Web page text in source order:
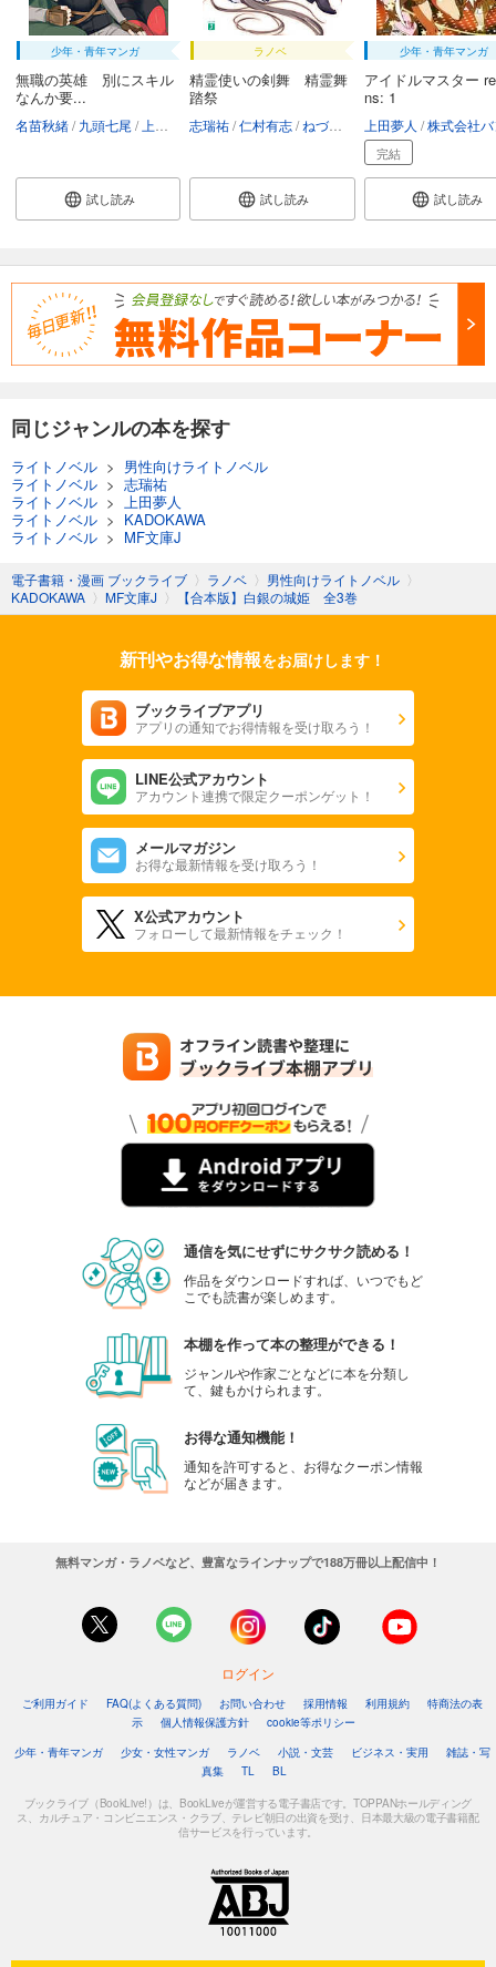
少年・青年マンガ
無職の英雄 別にスキル
なんか要...
名苗秋緒 九頭七尾 上田夢人
試し読み
ラノベ
精霊使いの剣舞 精霊舞
踏祭
志瑞祐 仁村有志 ねづみどし 桜はんぺん
試し読み
少年・青年マンガ
アイドルマスター
ns: 1
上田夢人 株式会社バンダイナムコゲ
完結
試し読み
同じジャンルの本を探す
ライトノベル > 男性向けライトノベル
ライトノベル > 志瑞祐
ライトノベル > 上田夢人
ライトノベル > KADOKAWA
ライトノベル > MF文庫J
電子書籍・漫画 ブックライブ 〉 ラノベ 〉 男性向けライトノベル 〉
KADOKAWA 〉 MF文庫J 〉 【合本版】白銀の城姫 全3巻
新刊やお得な情報をお届けします！
ブックライブアプリ
アプリの通知でお得情報を受け取ろう！
LINE公式アカウント
アカウント連携で限定クーポンゲット！
メールマガジン
お得な最新情報を受け取ろう！
X公式アカウント
フォローして最新情報をチェック！
通信を気にせずにサクサク読める！
作品をダウンロードすれば、いつでもど
こでも読書が楽しめます。
本棚を作って本の整理ができる！
ジャンルや作家ごとなどに本を分類し
て、鍵もかけられます。
お得な通知機能！
通知を許可すると、お得なクーポン情報
などが届きます。
無料マンガ・ラノベなど、豊富なラインナップで188万冊以上配信中！
ログイン
ご利用ガイド FAQ(よくある質問) お問い合わせ 採用情報 利用規約
特商法の表
示
個人情報保護方針
cookie等ポリシー
少年・青年マンガ
少女・女性マンガ ラノベ 小説・文芸 ビジネス・実用
雑誌・写
真集
TL BL
ブックライブ（BookLive!）は、BookLiveが運営する電子書店です。TOPPANホールディング
ス、カルチュア・コンビニエンス・クラブ、テレビ朝日の出資を受け、日本最大級の電子書籍配
信サービスを行っています。